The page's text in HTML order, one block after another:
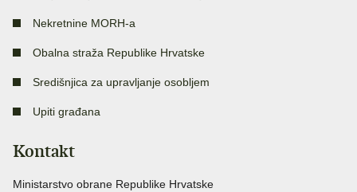
Nekretnine MORH-a
Obalna straža Republike Hrvatske
Središnjica za upravljanje osobljem
Upiti građana
Kontakt
Ministarstvo obrane Republike Hrvatske